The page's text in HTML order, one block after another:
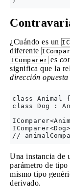
¿Cuándo es un
diferente
IComparer es
significa que la
dirección
class
class Dog :
Una instancia de
parámetro de
mismo tipo
derivado.